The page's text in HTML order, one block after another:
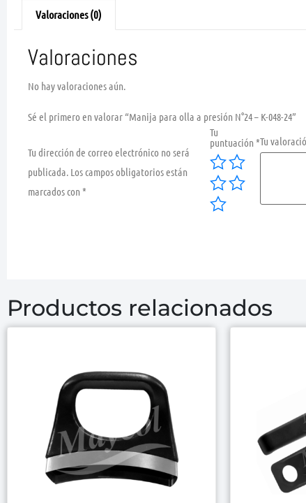
Valoraciones (0)
Valoraciones
No hay valoraciones aún.
Sé el primero en valorar “Manija para olla a presión N°24 – K-048-24”
Tu dirección de correo electrónico no será
publicada. Los campos obligatorios están
marcados con *
Tu
puntuación*Tu
Productos relacionados